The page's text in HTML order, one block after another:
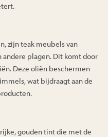
zijn teak meubels van
plagen. Dit komt door
Deze oliën beschermen
wat bijdraagt aan de
gouden tint die met de